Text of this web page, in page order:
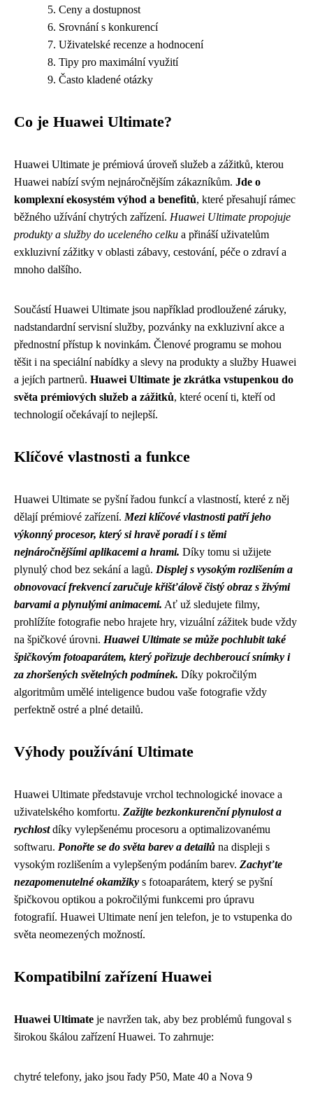
Ceny a dostupnost
Srovnání s konkurencí
Uživatelské recenze a hodnocení
Tipy pro maximální využití
Často kladené otázky
Co je Huawei Ultimate?
Huawei Ultimate je prémiová úroveň služeb a zážitků, kterou
Huawei nabízí svým nejnáročnějším zákazníkům. Jde o
komplexní ekosystém výhod a benefitů, které přesahují rámec
běžného užívání chytrých zařízení. Huawei Ultimate propojuje
produkty a služby do uceleného celku a přináší uživatelům
exkluzivní zážitky v oblasti zábavy, cestování, péče o zdraví a
mnoho dalšího.
Součástí Huawei Ultimate jsou například prodloužené záruky,
nadstandardní servisní služby, pozvánky na exkluzivní akce a
přednostní přístup k novinkám. Členové programu se mohou
těšit i na speciální nabídky a slevy na produkty a služby Huawei
a jejích partnerů. Huawei Ultimate je zkrátka vstupenkou do
světa prémiových služeb a zážitků, které ocení ti, kteří od
technologií očekávají to nejlepší.
Klíčové vlastnosti a funkce
Huawei Ultimate se pyšní řadou funkcí a vlastností, které z něj
dělají prémiové zařízení. Mezi klíčové vlastnosti patří jeho
výkonný procesor, který si hravě poradí i s těmi
nejnáročnějšími aplikacemi a hrami. Díky tomu si užijete
plynulý chod bez sekání a lagů. Displej s vysokým rozlišením a
obnovovací frekvencí zaručuje křišťálově čistý obraz s živými
barvami a plynulými animacemi. Ať už sledujete filmy,
prohlížíte fotografie nebo hrajete hry, vizuální zážitek bude vždy
na špičkové úrovni. Huawei Ultimate se může pochlubit také
špičkovým fotoaparátem, který pořizuje dechberoucí snímky i
za zhoršených světelných podmínek. Díky pokročilým
algoritmům umělé inteligence budou vaše fotografie vždy
perfektně ostré a plné detailů.
Výhody používání Ultimate
Huawei Ultimate představuje vrchol technologické inovace a
uživatelského komfortu. Zažijte bezkonkurenční plynulost a
rychlostdíky vylepšenému procesoru a optimalizovanému
softwaru. Ponořte se do světa barev a detailů na displeji s
vysokým rozlišením a vylepšeným podáním barev. Zachyťte
nezapomenutelné okamžiky s fotoaparátem, který se pyšní
špičkovou optikou a pokročilými funkcemi pro úpravu
fotografií. Huawei Ultimate není jen telefon, je to vstupenka do
světa neomezených možností.
Kompatibilní zařízení Huawei
Huawei Ultimate je navržen tak, aby bez problémů fungoval s
širokou škálou zařízení Huawei. To zahrnuje:
chytré telefony, jako jsou řady P50, Mate 40 a Nova 9